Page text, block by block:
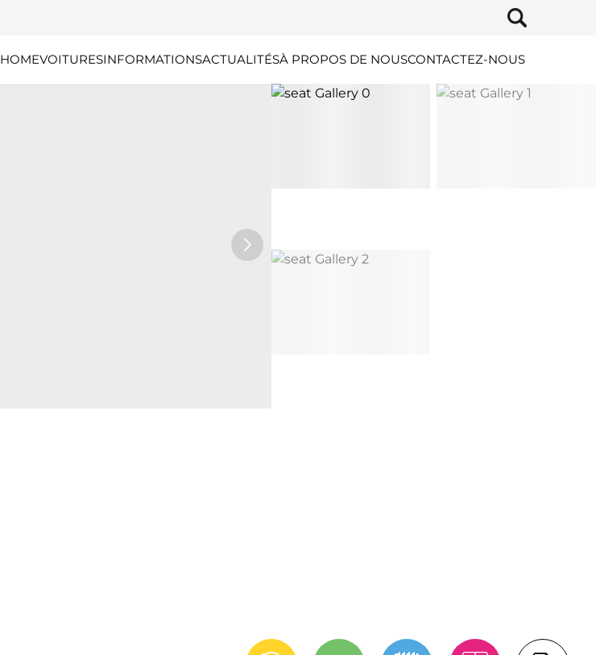
HOMEVOITURESINFORMATIONSACTUALITÉSÀ PROPOS DE NOUSCONTACTEZ-NOUS